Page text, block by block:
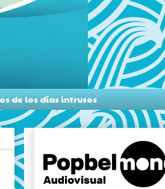
de los días intrusos